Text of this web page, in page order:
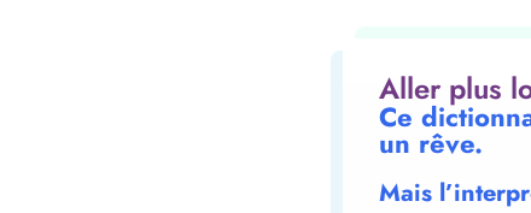
Aller plus
Ce
un rêve.
Mais